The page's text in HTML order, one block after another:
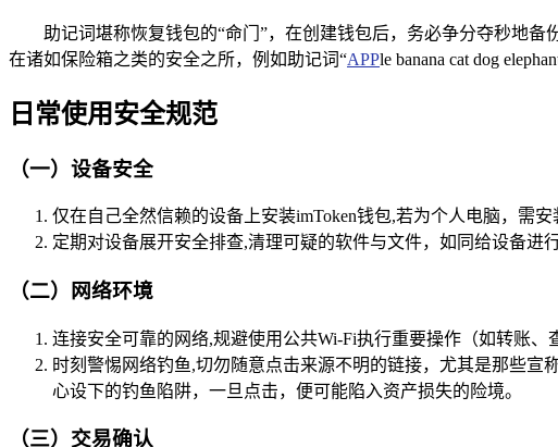
助记词堪称恢复钱包的“命门”，在创建钱包后，务必争分夺秒地
在诸如保险箱之类的安全之所，例如助记词“APPle banana cat dog
日常使用安全规范
（一）设备安全
仅在自己全然信赖的设备上安装imToken钱包,若为个人电脑，需
定期对设备展开安全排查,清理可疑的软件与文件，如同给设备进
（二）网络环境
连接安全可靠的网络,规避使用公共Wi-Fi执行重要操作（如转账
时刻警惕网络钓鱼,切勿随意点击来源不明的链接，尤其是那些宣
心设下的钓鱼陷阱，一旦点击，便可能陷入资产损失的险境。
（三）交易确认